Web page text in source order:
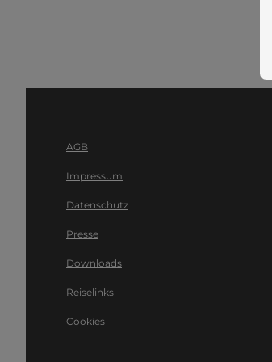
AGB
Impressum
Datenschutz
Presse
Downloads
Reiselinks
Cookies